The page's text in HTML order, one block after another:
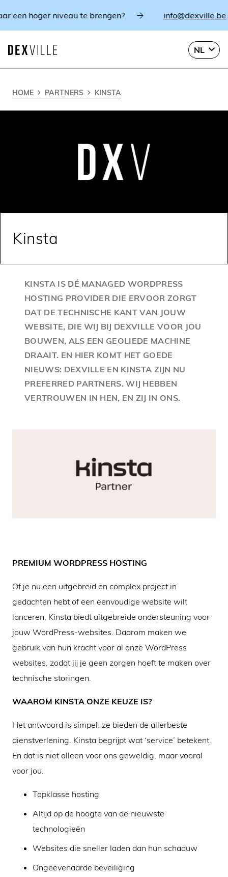
hoger niveau te brengen? info@dexville.be
NL
HOME PARTNERS KINSTA
Kinsta
KINSTA IS DÉ MANAGED WORDPRESS
HOSTING PROVIDER DIE ERVOOR ZORGT
DAT DE TECHNISCHE KANT VAN JOUW
WEBSITE, DIE WIJ BIJ DEXVILLE VOOR JOU
BOUWEN, ALS EEN GEOLIEDE MACHINE
DRAAIT. EN HIER KOMT HET GOEDE
NIEUWS: DEXVILLE EN KINSTA ZIJN NU
PREFERRED PARTNERS. WIJ HEBBEN
VERTROUWEN IN HEN, EN ZIJ IN ONS.
PREMIUM WORDPRESS HOSTING
Of je nu een uitgebreid en complex project in
gedachten hebt of een eenvoudige website wilt
lanceren, Kinsta biedt uitgebreide ondersteuning voor
jouw WordPress-websites. Daarom maken we
gebruik van hun kracht voor al onze WordPress
websites, zodat jij je geen zorgen hoeft te maken over
technische storingen.
WAAROM KINSTA ONZE KEUZE IS?
Het antwoord is simpel: ze bieden de allerbeste
dienstverlening. Kinsta begrijpt wat ‘service’ betekent.
En dat is niet alleen voor ons geweldig, maar vooral
voor jou.
Topklasse hosting
Altijd op de hoogte van de nieuwste
technologieën
Websites die sneller laden dan hun schaduw
Ongeëvenaarde beveiliging